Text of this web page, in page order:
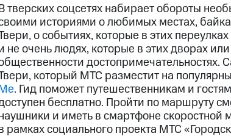
тверских соцсетях набирает обороты
историями о любимых местах,
о событиях, которые в этих
не очень людях, которые в этих дворах
который МТС разместит на
. Гид поможет путешественникам и
бесплатно. Пройти по маршруту
и иметь в смартфоне
рамках социального проекта МТС